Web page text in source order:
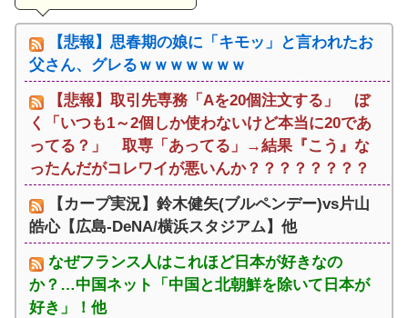
【悲報】思春期の娘に「キモッ」と言われたお
父さん、グレるｗｗｗｗｗｗｗ
【悲報】取引先専務「Aを20個注文する」 ぼ
く「いつも1～2個しか使わないけど本当に20であ
ってる？」 取専「あってる」→結果『こう』な
ったんだがコレワイが悪いんか？？？？？？？？
【カープ実況】鈴木健矢(ブルペンデー)vs片山
皓心【広島-DeNA/横浜スタジアム】他
なぜフランス人はこれほど日本が好きなの
か？…中国ネット「中国と北朝鮮を除いて日本が
好き」！他